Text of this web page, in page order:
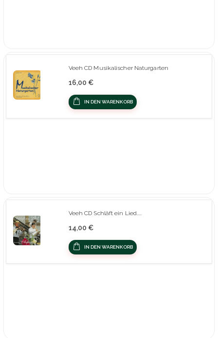
Veeh CD Musikalischer Naturgarten
16,00 €
IN DEN WARENKORB
Veeh CD Schläft ein Lied.....
14,00 €
IN DEN WARENKORB